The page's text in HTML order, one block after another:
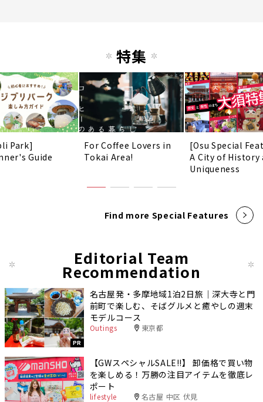
特集
Park]
Guide
For Coffee Lovers in
Tokai Area!
[Osu Special
A City of History
Uniqueness
Find more Special Features
Editorial Team
Recommendation
PR
名古屋発・多摩地域1泊2日旅｜深大寺と門
前町で楽しむ、そばグルメと癒やしの週末
モデルコース
Outings 東京都
【GWスペシャルSALE‼︎】 卸価格で買い物
を楽しめる！万勝の注目アイテムを徹底レ
ポート
lifestyle 名古屋 中区 伏見